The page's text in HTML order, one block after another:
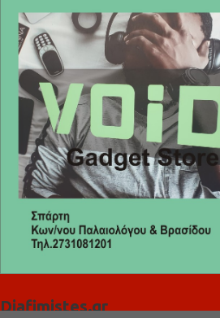
Diafimistes.gr